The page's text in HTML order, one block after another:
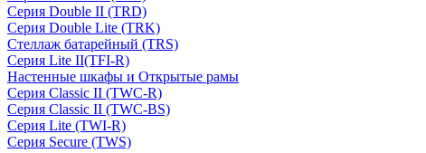
Серия Double II (TRD)
Серия Double Lite (TRK)
Стеллаж батарейный (TRS)
Серия Lite II(TFI-R)
Настенные шкафы и Открытые рамы
Серия Classic II (TWC-R)
Серия Classic II (TWC-BS)
Серия Lite (TWI-R)
Серия Secure (TWS)